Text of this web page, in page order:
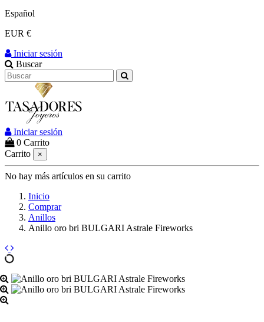
Español
EUR €
Iniciar sesión
Buscar
Iniciar sesión
0 Carrito
Carrito
×
No hay más artículos en su carrito
Inicio
Comprar
Anillos
Anillo oro bri BULGARI Astrale Fireworks